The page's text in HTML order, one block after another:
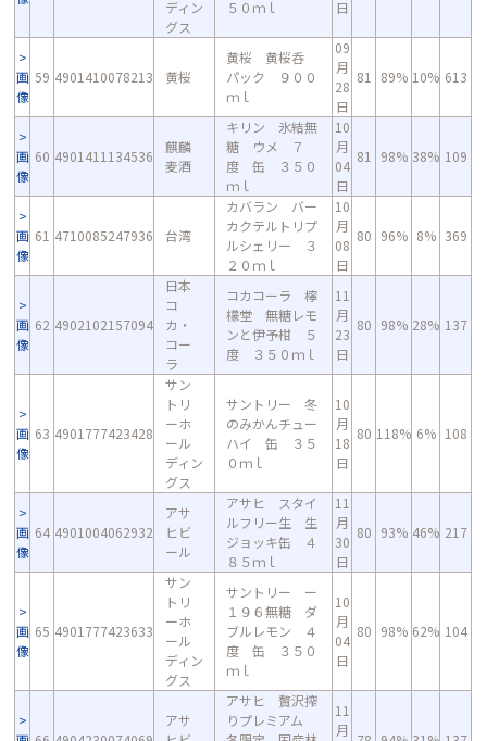
ディン
グス
５０ｍｌ 日
画
像
59 4901410078213 黄桜
黄桜 黄桜呑
パック ９００
ｍｌ
09
月
28
日
81 89% 10% 613
画
像
60 4901411134536
麒麟
麦酒
キリン 氷結無
糖 ウメ ７
度 缶 ３５０
ｍｌ
10
月
04
日
81 98% 38% 109
画
像
61 4710085247936 台湾
カバラン バー
カクテルトリプ
ルシェリー ３
２０ｍｌ
10
月
08
日
80 96% 8% 369
画
像
62 4902102157094
日本
コ
カ・
コー
ラ
コカコーラ 檸
檬堂 無糖レモ
ンと伊予柑 ５
度 ３５０ｍｌ
11
月
23
日
80 98% 28% 137
画
像
63 4901777423428
サン
トリ
ーホ
ール
ディン
グス
サントリー 冬
のみかんチュー
ハイ 缶 ３５
０ｍｌ
10
月
18
日
80 118% 6% 108
画
像
64 4901004062932
アサ
ヒビ
ール
アサヒ スタイ
ルフリー生 生
ジョッキ缶 ４
８５ｍｌ
11
月
30
日
80 93% 46% 217
画
像
65 4901777423633
サン
トリ
ーホ
ール
ディン
グス
サントリー ー
１９６無糖 ダ
ブルレモン ４
度 缶 ３５０
ｍｌ
10
月
04
日
80 98% 62% 104
アサ
アサヒ 贅沢搾
りプレミアム
11
月